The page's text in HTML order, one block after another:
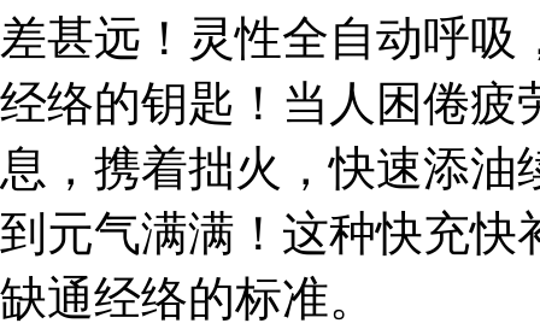
差甚远！灵性全自动呼
经络的钥匙！当人困倦疲
息，携着拙火，快速添
到元气满满！这种快充快
缺通经络的标准。